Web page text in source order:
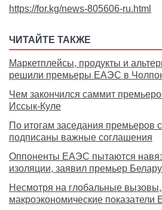
https://for.kg/news-805606-ru.html
ЧИТАЙТЕ ТАКЖЕ
Маркетплейсы, продукты и
решили премьеры ЕАЭС в
Чем закончился саммит
Иссык-Куле
По итогам заседания премьеров
подписаны важные соглашения
Оппоненты ЕАЭС пытаются
изоляции, заявил премьер
Несмотря на глобальные вызовы,
макроэкономические